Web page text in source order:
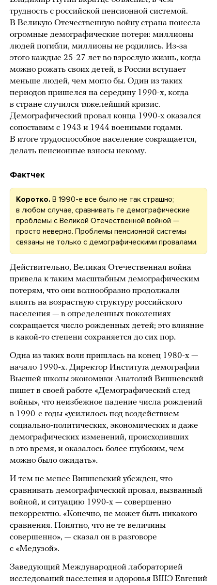
трудность с российской пенсионной системой.
В Великую Отечественную войну страна понесла
огромные демографические потери: миллионы
людей погибли, миллионы не родились. Из-за
этого каждые 25-27 лет во взрослую жизнь, когда
можно рожать своих детей, в России вступает
меньше людей, чем могло бы. Один из таких
периодов пришелся на середину 1990-х, когда
в стране случился тяжелейший кризис.
Демографический провал конца 1990-х оказался
сопоставим с 1943 и 1944 военными годами.
В итоге трудоспособное население сокращается,
делать пенсионные взносы некому.
Фактчек
Коротко. В 1990-е все было не так страшно;
в любом случае, сравнивать те демографические
проблемы с Великой Отечественной войной —
просто неверно. Проблемы пенсионной системы
связаны не только с демографическими провалами.
Действительно, Великая Отечественная война
привела к таким масштабным демографическим
потерям, что они волнообразно продолжали
влиять на возрастную структуру российского
населения — в определенных поколениях
сокращается число рожденных детей; это влияние
в какой-то степени сохраняется до сих пор.
Одна из таких волн пришлась на конец 1980-х —
начало 1990-х. Директор Института демографии
Высшей школы экономики Анатолий Вишневский
пишет в своей работе «Демографический след
войны», что неизбежное падение числа рождений
в 1990-е годы «усилилось под воздействием
социально-политических, экономических и даже
демографических изменений, происходивших
в это время, и оказалось более глубоким, чем
можно было ожидать».
И тем не менее Вишневский убежден, что
сравнивать демографический провал, вызванный
войной, и ситуацию 1990-х — совершенно
некорректно. «Конечно, не может быть никакого
сравнения. Понятно, что не те величины
совершенно», — сказал он в разговоре
с «Медузой».
Заведующий Международной лабораторией
исследований населения и здоровья ВШЭ Евгений